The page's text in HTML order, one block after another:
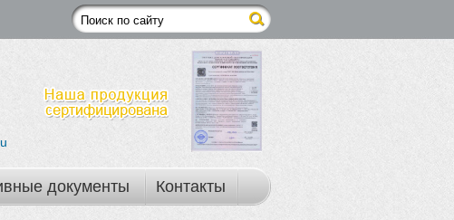
документы Контакты